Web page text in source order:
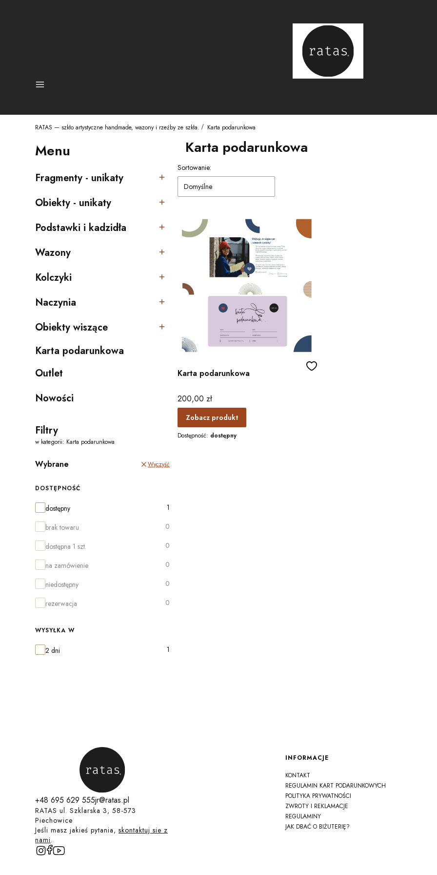
Sklep
RATAS — szkło artystyczne handmade, wazony i rzeźby ze szkła. Karta podarunkowa
Menu
Kategoria - Fragmenty - unikaty
Fragmenty - unikaty
Kategoria - Obiekty - unikaty
Obiekty - unikaty
Kategoria - Podstawki i kadzidła
Podstawki i kadzidła
Kategoria - Wazony
Wazony
Kategoria - Kolczyki
Kolczyki
Kategoria - Naczynia
Naczynia
Kategoria - Obiekty wiszące
Obiekty wiszące
Kategoria - Karta podarunkowa
Karta podarunkowa
Kategoria - Outlet
Outlet
Nowości
Filtry
w kategorii: Karta podarunkowa
Wybrane Wyczyść
DOSTĘPNOŚĆ
Dostępność
dostępny 1
brak towaru 0
dostępna 1 szt. 0
na zamówienie 0
niedostępny 0
rezerwacja 0
WYSYŁKA W
Wysyłka w
2 dni 1
Karta podarunkowa
Lista produktów
Sortowanie:
Domyślne
Karta podarunkowa
Cena
200,00 zł
Zobacz produkt
Dostępność: dostępny
+48 695 629 555jr@ratas.pl
RATAS ul. Szklarska 3, 58-573
Piechowice
Jeśli masz jakieś pytania, skontaktuj sie z
nami.
Linki w stopce
INFORMACJE
KONTAKT
REGULAMIN KART PODARUNKOWYCH
POLITYKA PRYWATNOŚCI
ZWROTY I REKLAMACJE
REGULAMINY
JAK DBAĆ O BIŻUTERIĘ?